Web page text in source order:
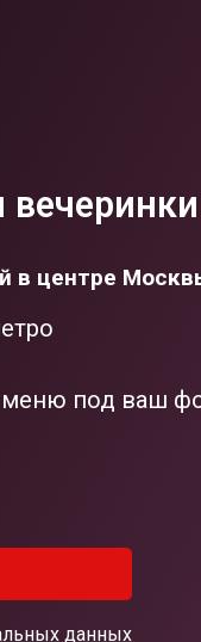
в центре
меню под ваш
данных